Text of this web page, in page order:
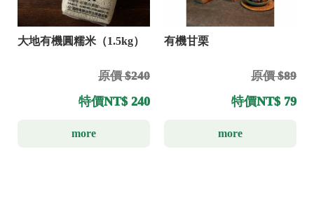
大地有機圓糯米（1.5kg）
原價 $240
特價NT$ 240
more
有機甘栗
原價 $89
特價NT$ 79
more